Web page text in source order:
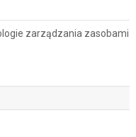
zarządzania zasobami